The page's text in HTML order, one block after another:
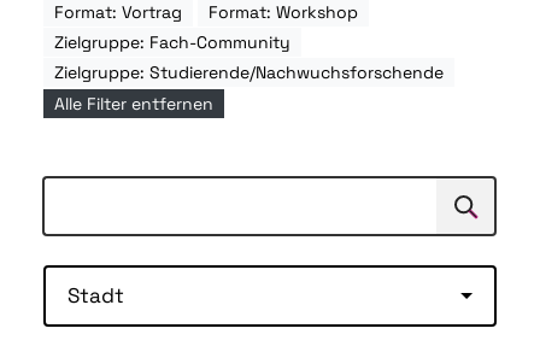
Format: Vortrag
Format: Workshop
Zielgruppe: Fach-Community
Zielgruppe: Studierende/Nachwuchsforschende
Alle Filter entfernen
Suchen
Stadt